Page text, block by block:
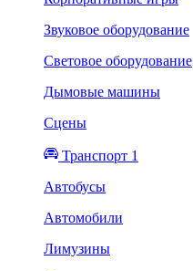
Звуковое оборудование
Световое оборудование
Дымовые машины
Сцены
Транспорт 1
Автобусы
Автомобили
Лимузины